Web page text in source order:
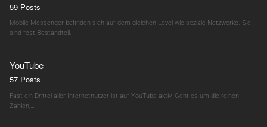
59 Posts
Mobile Messenger befinden sich auf dem gleichen Level wie soziale Netzwerke. Sie
sind fest Bestandteil…
YouTube
57 Posts
Fast ein Drittel aller Internetnutzer ist auf YouTube aktiv. Geht es um die reinen
Zahlen,…